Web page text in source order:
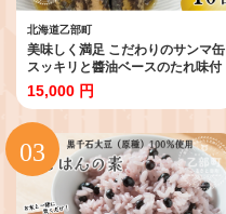
北海道乙部町
美味しく満足 こだわりのサンマ缶
スッキリと醬油ベースのたれ味付
き【笹谷商店さんま味付：10缶】
＜ 家族で10缶 スピード出荷 さん
ま缶 190g 北海道 国産 北海道産
道産 缶詰 魚介 魚介類 海産物 非常
食 常温 人気 ランキング ふるさと
納税 贈答品 景品 粗品 手土産 祝い
ギフト惣菜 和食 弁当 笹谷商店 醤
油 しょうゆ 晩酌 父の日 ＞
15,000 円